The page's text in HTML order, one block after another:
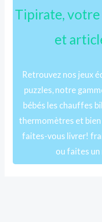
Tipirate, votre
et
Retrouvez nos jeux
puzzles, notre
bébés les chauffes
thermomètres et bien
faites-vous livrer!
ou faites